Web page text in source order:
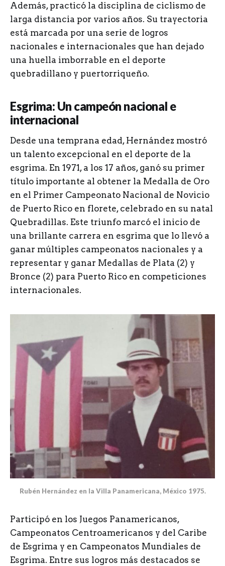
Además, practicó la disciplina de ciclismo de
larga distancia por varios años. Su trayectoria
está marcada por una serie de logros
nacionales e internacionales que han dejado
una huella imborrable en el deporte
quebradillano y puertorriqueño.
Esgrima: Un campeón nacional e
internacional
Desde una temprana edad, Hernández mostró
un talento excepcional en el deporte de la
esgrima. En 1971, a los 17 años, ganó su primer
título importante al obtener la Medalla de Oro
en el Primer Campeonato Nacional de Novicio
de Puerto Rico en florete, celebrado en su natal
Quebradillas. Este triunfo marcó el inicio de
una brillante carrera en esgrima que lo llevó a
ganar múltiples campeonatos nacionales y a
representar y ganar Medallas de Plata (2) y
Bronce (2) para Puerto Rico en competiciones
internacionales.
Rubén Hernández en la Villa Panamericana, México 1975.
Participó en los Juegos Panamericanos,
Campeonatos Centroamericanos y del Caribe
de Esgrima y en Campeonatos Mundiales de
Esgrima. Entre sus logros más destacados se